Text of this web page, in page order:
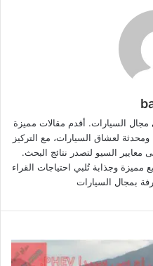
السيارات. أقدم مقالات مميزة
لعشاق السيارات، مع التركيز
السيو لتصدر نتائج البحث.
وجذابة تُلبي احتياجات القراء
بمجال السيارات